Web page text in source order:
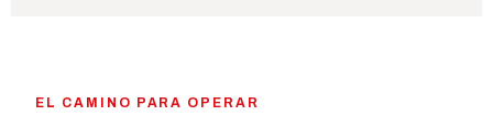
EL CAMINO PARA OPERAR